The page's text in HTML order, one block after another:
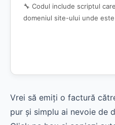
🔧 Codul include scriptul
domeniul site-ului unde
Vrei să emiți o factură
pur și simplu ai nevoie de